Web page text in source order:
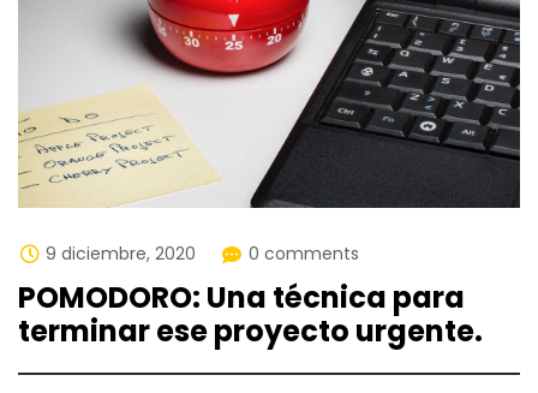
9 diciembre, 2020 0 comments
POMODORO: Una técnica para
terminar ese proyecto urgente.